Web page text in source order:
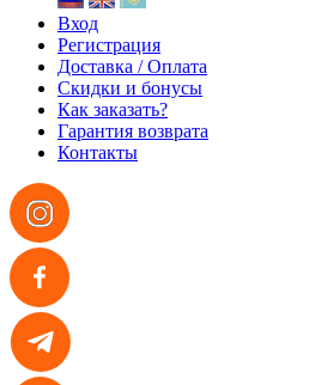
Вход
Регистрация
Доставка / Оплата
Скидки и бонусы
Как заказать?
Гарантия возврата
Контакты